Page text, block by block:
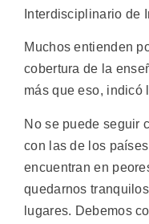
Interdisciplinario de
Muchos entienden
cobertura de la
más que eso,
No se puede
con las de los
encuentran en
quedarnos
lugares. Debemos